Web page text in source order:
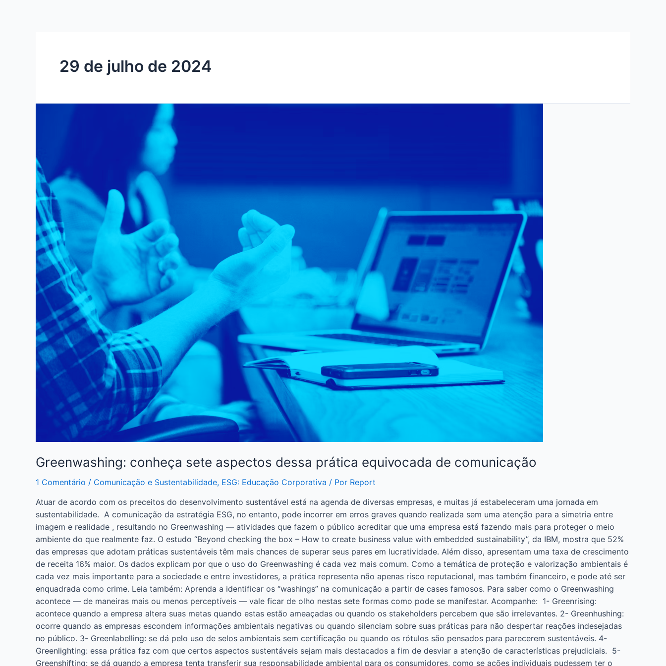
29 de julho de 2024
Greenwashing: conheça sete aspectos dessa prática equivocada de comunicação
1 Comentário / Comunicação e Sustentabilidade, ESG: Educação Corporativa / Por Report
Atuar de acordo com os preceitos do desenvolvimento sustentável está na agenda de diversas empresas, e muitas já estabeleceram uma jornada em
sustentabilidade. A comunicação da estratégia ESG, no entanto, pode incorrer em erros graves quando realizada sem uma atenção para a simetria entre
imagem e realidade , resultando no Greenwashing — atividades que fazem o público acreditar que uma empresa está fazendo mais para proteger o meio
ambiente do que realmente faz. O estudo “Beyond checking the box – How to create business value with embedded sustainability”, da IBM, mostra que 52%
das empresas que adotam práticas sustentáveis têm mais chances de superar seus pares em lucratividade. Além disso, apresentam uma taxa de crescimento
de receita 16% maior. Os dados explicam por que o uso do Greenwashing é cada vez mais comum. Como a temática de proteção e valorização ambientais é
cada vez mais importante para a sociedade e entre investidores, a prática representa não apenas risco reputacional, mas também financeiro, e pode até ser
enquadrada como crime. Leia também: Aprenda a identificar os “washings” na comunicação a partir de cases famosos. Para saber como o Greenwashing
acontece — de maneiras mais ou menos perceptíveis — vale ficar de olho nestas sete formas como pode se manifestar. Acompanhe: 1- Greenrising:
acontece quando a empresa altera suas metas quando estas estão ameaçadas ou quando os stakeholders percebem que são irrelevantes. 2- Greenhushing:
ocorre quando as empresas escondem informações ambientais negativas ou quando silenciam sobre suas práticas para não despertar reações indesejadas
no público. 3- Greenlabelling: se dá pelo uso de selos ambientais sem certificação ou quando os rótulos são pensados para parecerem sustentáveis. 4-
Greenlighting: essa prática faz com que certos aspectos sustentáveis sejam mais destacados a fim de desviar a atenção de características prejudiciais. 5-
Greenshifting: se dá quando a empresa tenta transferir sua responsabilidade ambiental para os consumidores, como se ações individuais pudessem ter o